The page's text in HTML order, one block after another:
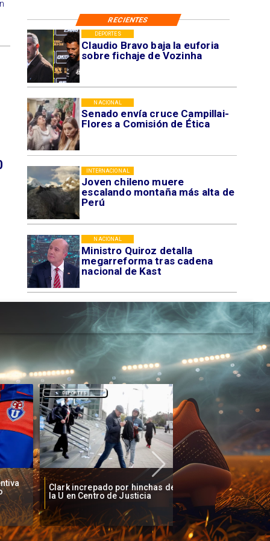
Claudio Bravo baja la euforia
sobre fichaje de Vozinha
DEPORTES
Senado envía cruce Campillai-
Flores a Comisión de Ética
NACIONAL
Joven chileno muere
escalando montaña más alta de
Perú
INTERNACIONAL
Ministro Quiroz detalla
megarreforma tras cadena
nacional de Kast
NACIONAL
RECIENTES
Clark increpado por hinchas de
la U en Centro de Justicia
DEPORTES
Vozinha firma
Colo Colo como